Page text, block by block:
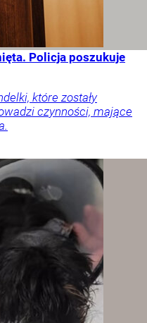
Policja poszukuje
które zostały
czynności, mające